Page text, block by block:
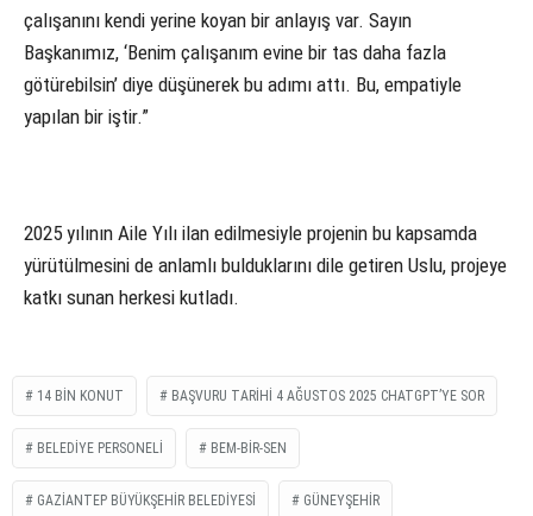
çalışanını kendi yerine koyan bir anlayış var. Sayın
Başkanımız, ‘Benim çalışanım evine bir tas daha fazla
götürebilsin’ diye düşünerek bu adımı attı. Bu, empatiyle
yapılan bir iştir.”
2025 yılının Aile Yılı ilan edilmesiyle projenin bu kapsamda
yürütülmesini de anlamlı bulduklarını dile getiren Uslu, projeye
katkı sunan herkesi kutladı.
14 BIN KONUT BAŞVURU TARIHI 4 AĞUSTOS 2025 CHATGPT’YE SOR
BELEDIYE PERSONELI BEM-BİR-SEN
GAZIANTEP BÜYÜKŞEHIR BELEDIYESI GÜNEYŞEHIR